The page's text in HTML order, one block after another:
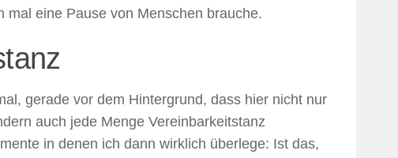
mal eine Pause von Menschen brauche.
gerade vor dem Hintergrund, dass hier nicht nur
auch jede Menge Vereinbarkeitstanz
in denen ich dann wirklich überlege: Ist das,